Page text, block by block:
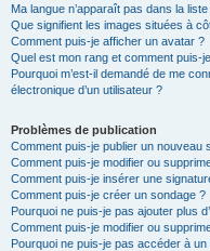
Ma langue n’apparaît pas dans la liste
Que signifient les images situées à
Comment puis-je afficher un avatar ?
Quel est mon rang et comment puis-
Pourquoi m’est-il demandé de me
électronique d’un utilisateur ?
Problèmes de publication
Comment puis-je publier un nouveau
Comment puis-je modifier ou
Comment puis-je insérer une
Comment puis-je créer un sondage ?
Pourquoi ne puis-je pas ajouter plus
Comment puis-je modifier ou
Pourquoi ne puis-je pas accéder à un